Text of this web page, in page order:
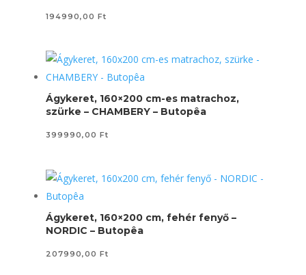
194990,00 Ft
Ágykeret, 160×200 cm-es matrachoz,
szürke – CHAMBERY – Butopêa
399990,00 Ft
Ágykeret, 160×200 cm, fehér fenyő –
NORDIC – Butopêa
207990,00 Ft